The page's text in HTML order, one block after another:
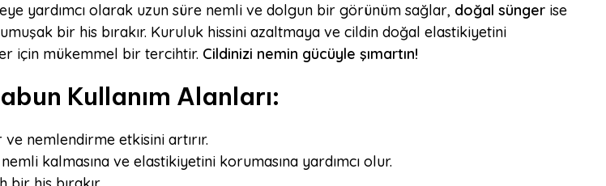
yardımcı olarak uzun süre nemli ve dolgun bir görünüm sağlar, doğal sünger ise
bir his bırakır. Kuruluk hissini azaltmaya ve cildin doğal elastikiyetini
için mükemmel bir tercihtir. Cildinizi nemin gücüyle şımartın!
Kullanım Alanları:
nemlendirme etkisini artırır.
kalmasına ve elastikiyetini korumasına yardımcı olur.